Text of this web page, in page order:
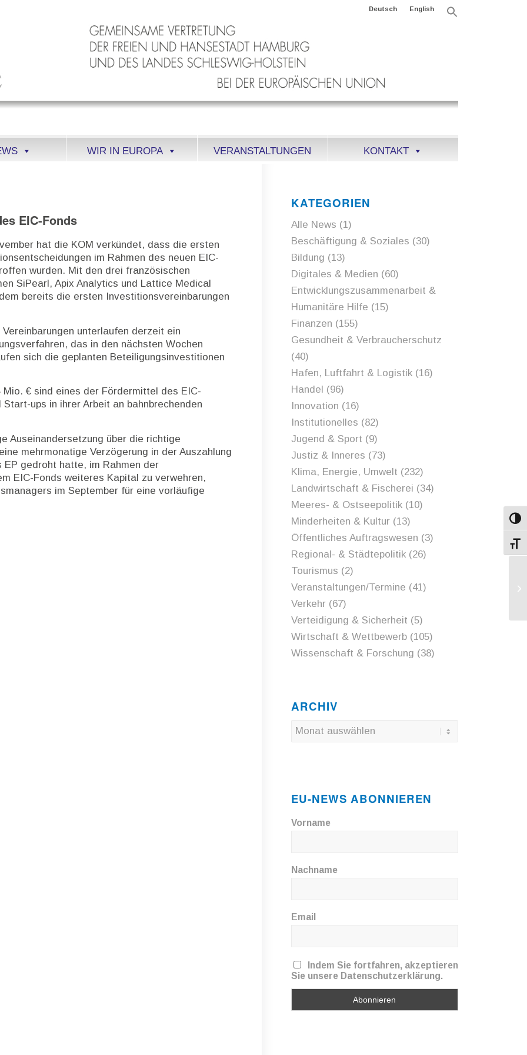
Deutsch English
WIR IN EUROPA VERANSTALTUNGEN KONTAKT
EIC-Fonds
hat die KOM verkündet, dass die ersten
im Rahmen des neuen EIC-
wurden. Mit den drei französischen
SiPearl, Apix Analytics und Lattice Medical
bereits die ersten Investitionsvereinbarungen
Vereinbarungen unterlaufen derzeit ein
das in den nächsten Wochen
sich die geplanten Beteiligungsinvestitionen
€ sind eines der Fördermittel des EIC-
ups in ihrer Arbeit an bahnbrechenden
Auseinandersetzung über die richtige
mehrmonatige Verzögerung in der Auszahlung
EP gedroht hatte, im Rahmen der
EIC-Fonds weiteres Kapital zu verwehren,
im September für eine vorläufige
KATEGORIEN
Alle News (1)
Beschäftigung & Soziales (30)
Bildung (13)
Digitales & Medien (60)
Entwicklungszusammenarbeit &
Humanitäre Hilfe (15)
Finanzen (155)
Gesundheit & Verbraucherschutz
(40)
Hafen, Luftfahrt & Logistik(16)
Handel (96)
Innovation (16)
Institutionelles (82)
Jugend & Sport (9)
Justiz & Inneres (73)
Klima, Energie, Umwelt (232)
Landwirtschaft & Fischerei (34)
Meeres- & Ostseepolitik(10)
Minderheiten & Kultur(13)
Öffentliches Auftragswesen (3)
Regional- & Städtepolitik(26)
Tourismus (2)
Veranstaltungen/Termine (41)
Verkehr(67)
Verteidigung & Sicherheit (5)
Wirtschaft & Wettbewerb(105)
Wissenschaft & Forschung (38)
ARCHIV
EU-NEWS ABONNIEREN
Vorname
Nachname
Email
Indem Sie fortfahren, akzeptieren
Sie unsere Datenschutzerklärung.